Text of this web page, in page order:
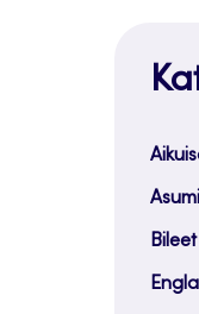
Bileet